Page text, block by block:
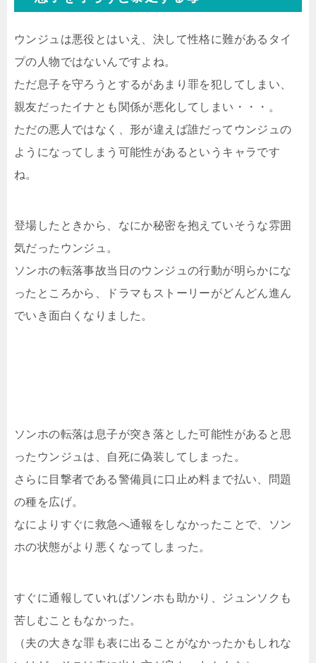
ウンジュは悪役とはいえ、決して性格に難があるタイ
プの人物ではないんですよね。
ただ息子を守ろうとするがあまり罪を犯してしまい、
親友だったイナとも関係が悪化してしまい・・・。
ただの悪人ではなく、形が違えば誰だってウンジュの
ようになってしまう可能性があるというキャラです
ね。
登場したときから、なにか秘密を抱えていそうな雰囲
気だったウンジュ。
ソンホの転落事故当日のウンジュの行動が明らかにな
ったところから、ドラマもストーリーがどんどん進ん
でいき面白くなりました。
ソンホの転落は息子が突き落とした可能性があると思
ったウンジュは、自死に偽装してしまった。
さらに目撃者である警備員に口止め料まで払い、問題
の種を広げ。
なによりすぐに救急へ通報をしなかったことで、ソン
ホの状態がより悪くなってしまった。
すぐに通報していればソンホも助かり、ジュンソクも
苦しむこともなかった。
（夫の大きな罪も表に出ることがなかったかもしれな